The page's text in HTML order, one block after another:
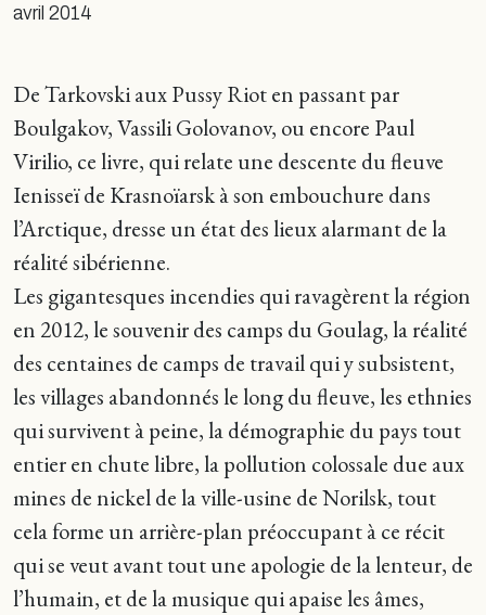
avril 2014
De Tarkovski aux Pussy Riot en passant par
Boulgakov, Vassili Golovanov, ou encore Paul
Virilio, ce livre, qui relate une descente du fleuve
Ienisseï de Krasnoïarsk à son embouchure dans
l’Arctique, dresse un état des lieux alarmant de la
réalité sibérienne.
Les gigantesques incendies qui ravagèrent la région
en 2012, le souvenir des camps du Goulag, la réalité
des centaines de camps de travail qui y subsistent,
les villages abandonnés le long du fleuve, les ethnies
qui survivent à peine, la démographie du pays tout
entier en chute libre, la pollution colossale due aux
mines de nickel de la ville-usine de Norilsk, tout
cela forme un arrière-plan préoccupant à ce récit
qui se veut avant tout une apologie de la lenteur, de
l’humain, et de la musique qui apaise les âmes,